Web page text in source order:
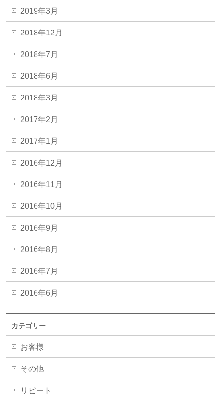
2019年3月
2018年12月
2018年7月
2018年6月
2018年3月
2017年2月
2017年1月
2016年12月
2016年11月
2016年10月
2016年9月
2016年8月
2016年7月
2016年6月
カテゴリー
お客様
その他
リピート